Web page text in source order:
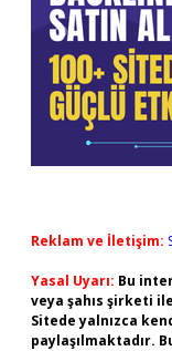
Reklam ve İletişim:
Yasal Uyarı: Bu
veya şahıs şirketi
Sitede yalnızca
paylaşılmaktadır.